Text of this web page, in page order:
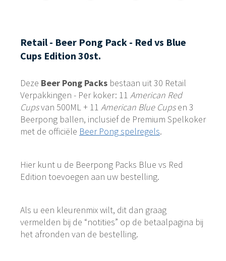
Retail - Beer Pong Pack - Red vs Blue
Cups Edition 30st.
Deze Beer Pong Packs bestaan uit 30 Retail
Verpakkingen - Per koker: 11 American Red
Cupsvan 500ML + 11 American Blue Cupsen 3
Beerpong ballen, inclusief de Premium Spelkoker
met de officiële Beer Pong spelregels.
Hier kunt u de Beerpong Packs Blue vs Red
Edition toevoegen aan uw bestelling.
Als u een kleurenmix wilt, dit dan graag
vermelden bij de “notities” op de betaalpagina bij
het afronden van de bestelling.